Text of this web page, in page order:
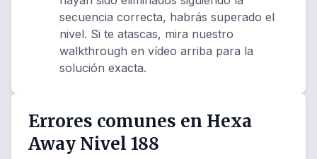
secuencia correcta, habrás superado el
nivel. Si te atascas, mira nuestro
walkthrough en vídeo arriba para la
solución exacta.
Errores comunes en Hexa
Away Nivel 188